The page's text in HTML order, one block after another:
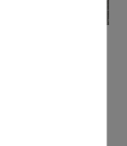
de notre
150 costumes,
les 20
Nous
à